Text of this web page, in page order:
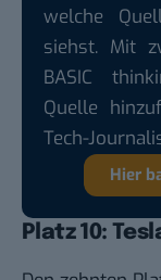
welche
siehst. Mit
BASIC
Quelle
Tech-
Hier
Platz 10: